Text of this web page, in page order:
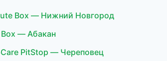
Box — Нижний Новгород
— Абакан
PitStop — Череповец